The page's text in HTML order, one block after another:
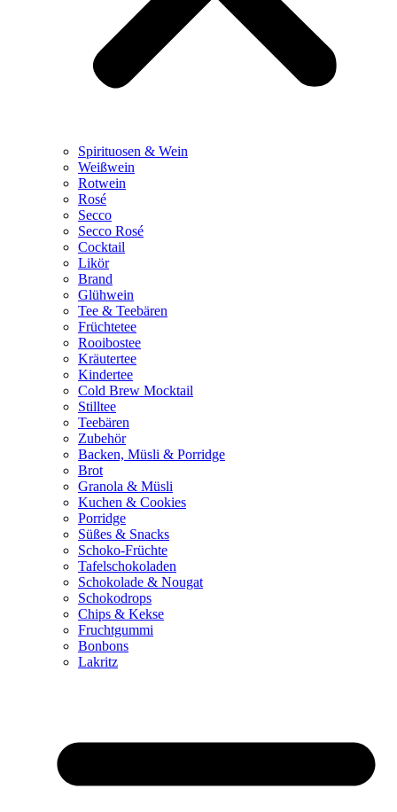
Spirituosen & Wein
Weißwein
Rotwein
Rosé
Secco
Secco Rosé
Cocktail
Likör
Brand
Glühwein
Tee & Teebären
Früchtetee
Rooibostee
Kräutertee
Kindertee
Cold Brew Mocktail
Stilltee
Teebären
Zubehör
Backen, Müsli & Porridge
Brot
Granola & Müsli
Kuchen & Cookies
Porridge
Süßes & Snacks
Schoko-Früchte
Tafelschokoladen
Schokolade & Nougat
Schokodrops
Chips & Kekse
Fruchtgummi
Bonbons
Lakritz